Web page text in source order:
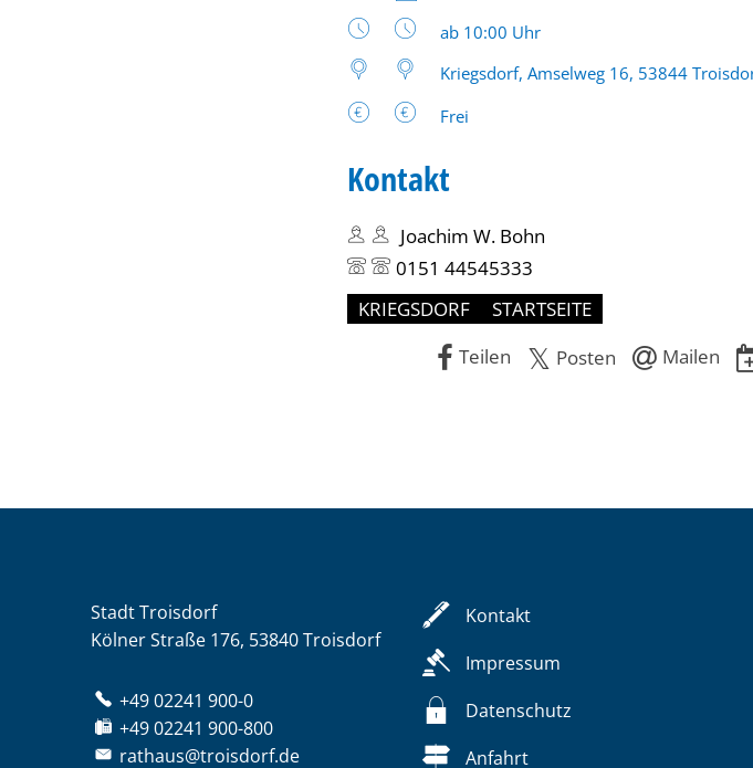
Uhrzeit:
ab 10:00 Uhr
Kriegsdorf, Amselweg 16, 53844
Frei
Kontakt
Joachim W. Bohn
0151 44545333
KRIEGSDORF
STARTSEITE
Teilen
Posten Mailen
Stadt Troisdorf
Kölner Straße 176, 53840 Troisdorf
+49 02241 900-0
+49 02241 900-800
rathaus@troisdorf.de
Kontakt
Impressum
Datenschutz
Anfahrt